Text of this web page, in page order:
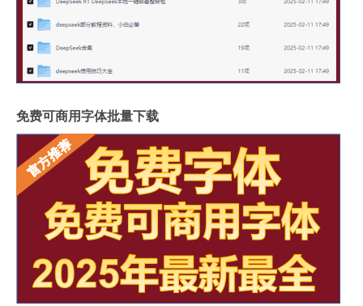
免费可商用字体批量下载